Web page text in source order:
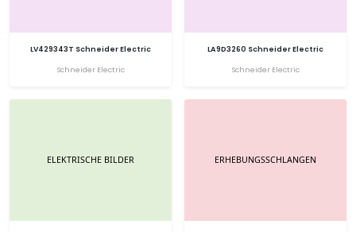
LV429343T Schneider Electric
Schneider Electric
LA9D3260 Schneider Electric
Schneider Electric